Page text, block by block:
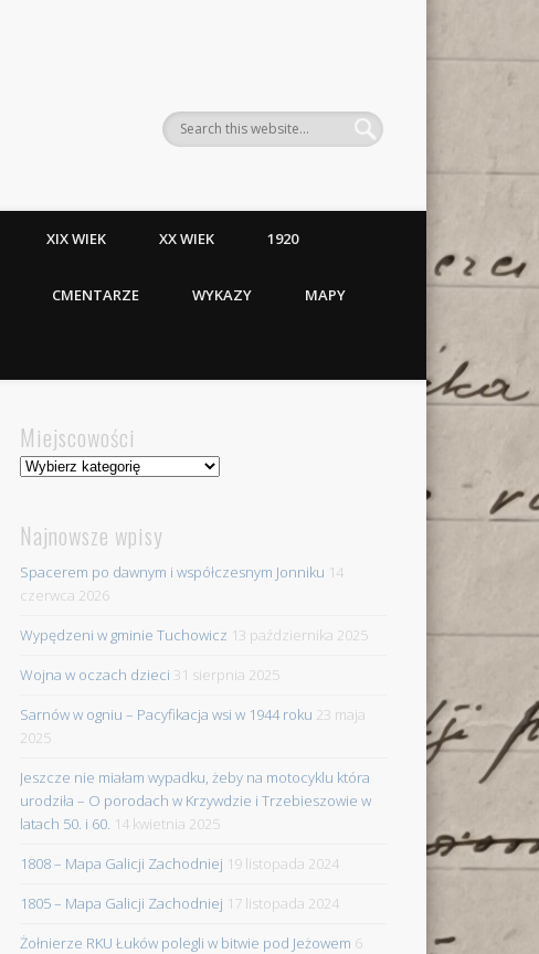
XIX WIEK XX WIEK 1920
CMENTARZE WYKAZY MAPY
Miejscowości
Miejscowości
Najnowsze wpisy
Spacerem po dawnym i współczesnym Jonniku 14
czerwca 2026
Wypędzeni w gminie Tuchowicz 13 października 2025
Wojna w oczach dzieci 31 sierpnia 2025
Sarnów w ogniu – Pacyfikacja wsi w 1944 roku 23 maja
2025
Jeszcze nie miałam wypadku, żeby na motocyklu która
urodziła – O porodach w Krzywdzie i Trzebieszowie w
latach 50. i 60. 14 kwietnia 2025
1808 – Mapa Galicji Zachodniej 19 listopada 2024
1805 – Mapa Galicji Zachodniej 17 listopada 2024
Żołnierze RKU Łuków polegli w bitwie pod Jeżowem 6